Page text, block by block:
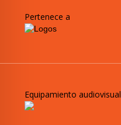
Pertenece a
Equipamiento audiovisual